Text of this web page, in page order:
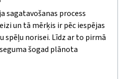
sagatavošanas process
un tā mērķis ir pēc iespējas
spēļu norisei. Līdz ar to pirmā
šogad plānota